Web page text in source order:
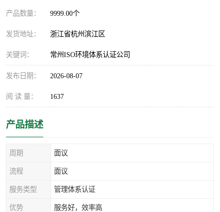
产品数量： 9999.00个
发货地址： 浙江省杭州滨江区
关键词： 常州ISO环境体系认证公司
发布日期： 2026-08-07
阅 读 量： 1637
产品描述
周期 面议
流程 面议
服务类型 管理体系认证
优势 服务好，效率高
iso22000认证
ISO27001信息安全认证